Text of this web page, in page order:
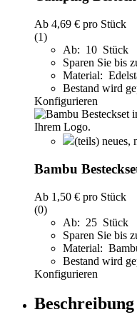
Ab 4,69 € pro Stück
(1)
Ab: 10 Stück
Sparen Sie bis
Material:
Bestand wird
Konfigurieren
(teils) neues,
Bambu
Ab 1,50 € pro Stück
(0)
Ab: 25 Stück
Sparen Sie bis
Material:
Bestand wird
Konfigurieren
Beschreibung